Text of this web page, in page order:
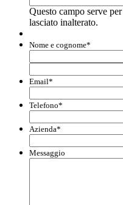
Questo campo serve
lasciato inalterato.
Nome e cognome*
Email*
Telefono*
Azienda*
Messaggio